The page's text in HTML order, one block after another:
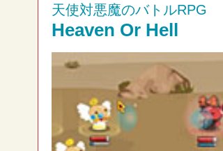
天使対悪魔のバトルRPG
Heaven Or Hell